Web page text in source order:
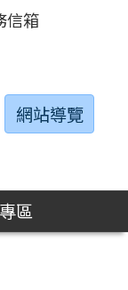
信箱
網站導覽
區